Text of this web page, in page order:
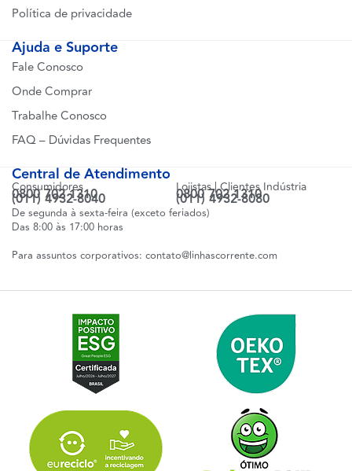
Política de privacidade
Ajuda e Suporte
Fale Conosco
Onde Comprar
Trabalhe Conosco
FAQ – Dúvidas Frequentes
Central de Atendimento
Consumidores
0800 702 1310
(011) 4932-8040
Lojistas | Clientes Indústria
0800 702 1310
(011) 4932-8080
De segunda à sexta-feira (exceto feriados)
Das 8:00 às 17:00 horas
Para assuntos corporativos: contato@linhascorrente.com